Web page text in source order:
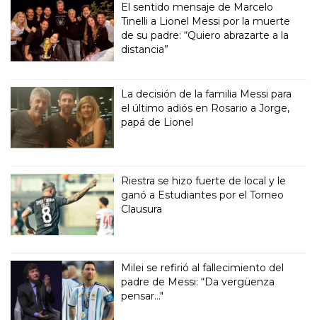
El sentido mensaje de Marcelo
Tinelli a Lionel Messi por la muerte
de su padre: “Quiero abrazarte a la
distancia”
La decisión de la familia Messi para
el último adiós en Rosario a Jorge,
papá de Lionel
Riestra se hizo fuerte de local y le
ganó a Estudiantes por el Torneo
Clausura
Milei se refirió al fallecimiento del
padre de Messi: “Da vergüenza
pensar..."